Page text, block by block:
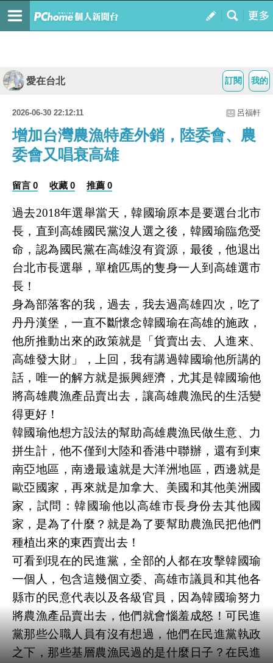
我的
訂閱
愛在台北
2026-06-30 22:12:11 呂福軒
增加台灣農漁特產外銷，陸委會、農
委會又唱衰高雄
留言 0 收藏 0 推薦 0
過去2018年選舉當天，韓國瑜原本是要選台北市
長，直到高雄國民黨沒人選之後，韓國瑜臨危受
命，認為國民黨在高雄沒有資源，最後，他退出
台北市長選舉，單槍匹馬的隻身一人到高雄選市
長！
身為部落客的我，過去，我去過高雄四次，吃了
丹丹漢堡，一直不斷懷念韓國瑜在高雄的施政，
他所推動出來的政策就是「貨賣出去、人進來、
高雄發大財」，上回，我有講過韓國瑜他所講的
話，唯一的解方就是振興經濟，尤其是韓國瑜他
將高雄農漁產品賣出去，讓高雄農漁民的生活變
得更好！
韓國瑜他想方設法的幫助高雄農漁民做生意、力
拼生計，他不僅到大陸和香港中聯辦，還有到東
南亞地區，南邊最遠就是大洋洲地區，西邊就是
歐亞國家，再來就是加拿大、美國和其他美洲國
家，試問：韓國瑜他以高雄市長身份去其他國
家，是為了什麼？就是為了要幫助農漁民把他們
種植出來的東西賣出去！
可看到現在的民進黨，全部的人都在攻擊韓國瑜
一個人，包含這幾個立委、高雄市議員和其他各
縣市的民意代表以及各級官員，因為韓國瑜努力
將農漁產品賣出去，他們就會惱羞成怒！可民進
黨那些公職人員有沒有想過，他們在民進黨執政
之下，那些基層農漁民過的是什麼日子？在民進